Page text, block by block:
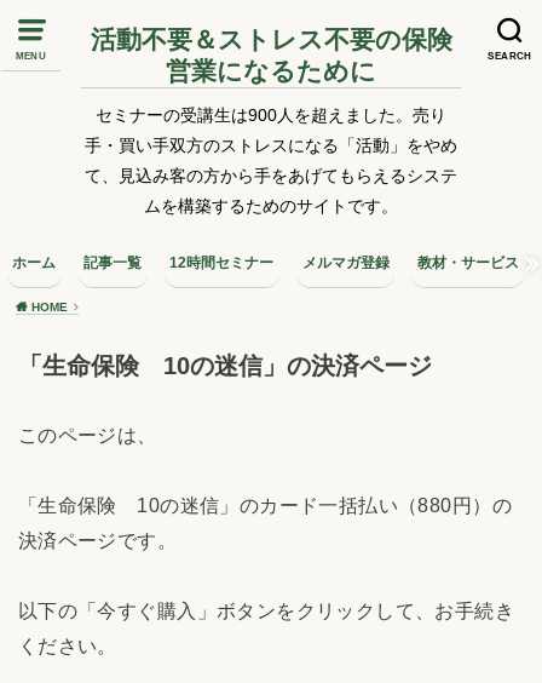
MENU SEARCH
活動不要＆ストレス不要の保険
営業になるために
セミナーの受講生は900人を超えました。売り
手・買い手双方のストレスになる「活動」をやめ
て、見込み客の方から手をあげてもらえるシステ
ムを構築するためのサイトです。
ホーム 記事一覧 12時間セミナー メルマガ登録 教材・サービス
HOME
「生命保険 10の迷信」の決済ページ
このページは、
「生命保険 10の迷信」のカード一括払い（880円）の
決済ページです。
以下の「今すぐ購入」ボタンをクリックして、お手続き
ください。